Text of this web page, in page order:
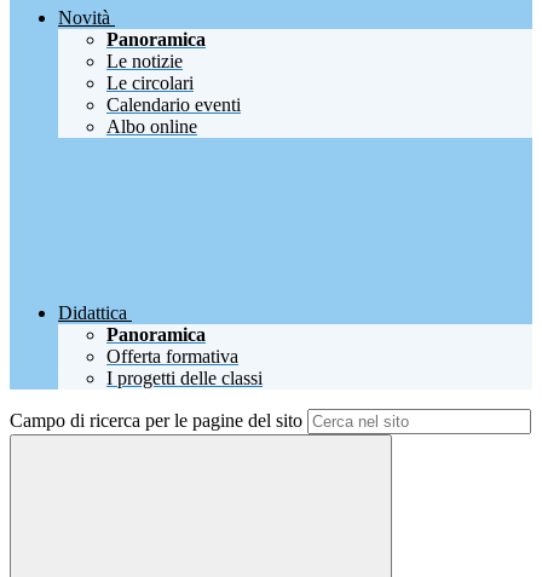
Novità
Panoramica
Le notizie
Le circolari
Calendario eventi
Albo online
Didattica
Panoramica
Offerta formativa
I progetti delle classi
Campo di ricerca per le pagine del sito